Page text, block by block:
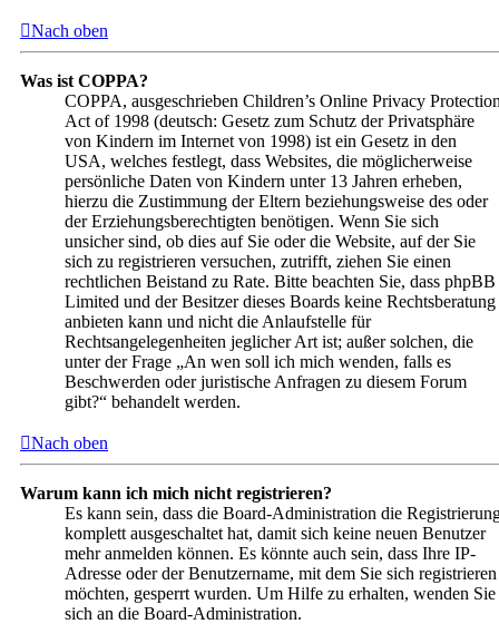
Nach oben
Was ist COPPA?
COPPA, ausgeschrieben Children’s Online Privacy
Act of 1998 (deutsch: Gesetz zum Schutz der Privatsphäre
von Kindern im Internet von 1998) ist ein Gesetz in den
USA, welches festlegt, dass Websites, die möglicherweise
persönliche Daten von Kindern unter 13 Jahren erheben,
hierzu die Zustimmung der Eltern beziehungsweise des oder
der Erziehungsberechtigten benötigen. Wenn Sie sich
unsicher sind, ob dies auf Sie oder die Website, auf der Sie
sich zu registrieren versuchen, zutrifft, ziehen Sie einen
rechtlichen Beistand zu Rate. Bitte beachten Sie, dass phpBB
Limited und der Besitzer dieses Boards keine Rechtsberatung
anbieten kann und nicht die Anlaufstelle für
Rechtsangelegenheiten jeglicher Art ist; außer solchen, die
unter der Frage „An wen soll ich mich wenden, falls es
Beschwerden oder juristische Anfragen zu diesem Forum
gibt?“ behandelt werden.
Nach oben
Warum kann ich mich nicht registrieren?
Es kann sein, dass die Board-Administration die
komplett ausgeschaltet hat, damit sich keine neuen Benutzer
mehr anmelden können. Es könnte auch sein, dass Ihre IP-
Adresse oder der Benutzername, mit dem Sie sich registrieren
möchten, gesperrt wurden. Um Hilfe zu erhalten, wenden Sie
sich an die Board-Administration.